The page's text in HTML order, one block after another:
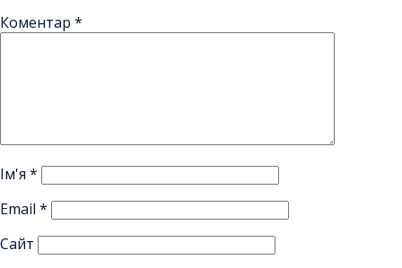
Коментар *
Ім'я *
Email *
Сайт